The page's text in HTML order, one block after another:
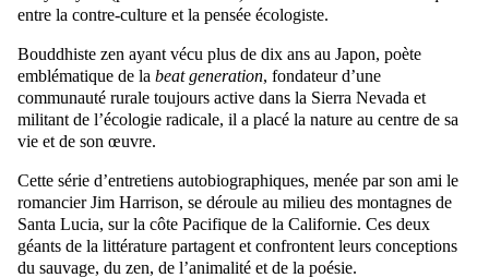
entre la contre-culture et la pensée écologiste.
Bouddhiste zen ayant vécu plus de dix ans au Japon, poète
emblématique de la beat generation, fondateur d’une
communauté rurale toujours active dans la Sierra Nevada et
militant de l’écologie radicale, il a placé la nature au centre de sa
vie et de son œuvre.
Cette série d’entretiens autobiographiques, menée par son ami le
romancier Jim Harrison, se déroule au milieu des montagnes de
Santa Lucia, sur la côte Pacifique de la Californie. Ces deux
géants de la littérature partagent et confrontent leurs conceptions
du sauvage, du zen, de l’animalité et de la poésie.